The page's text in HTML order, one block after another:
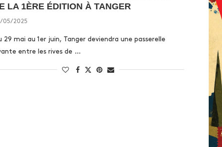
LA 1ÈRE ÉDITION À TANGER
05/2025
29 mai au 1er juin, Tanger deviendra une passerelle
entre les rives de …